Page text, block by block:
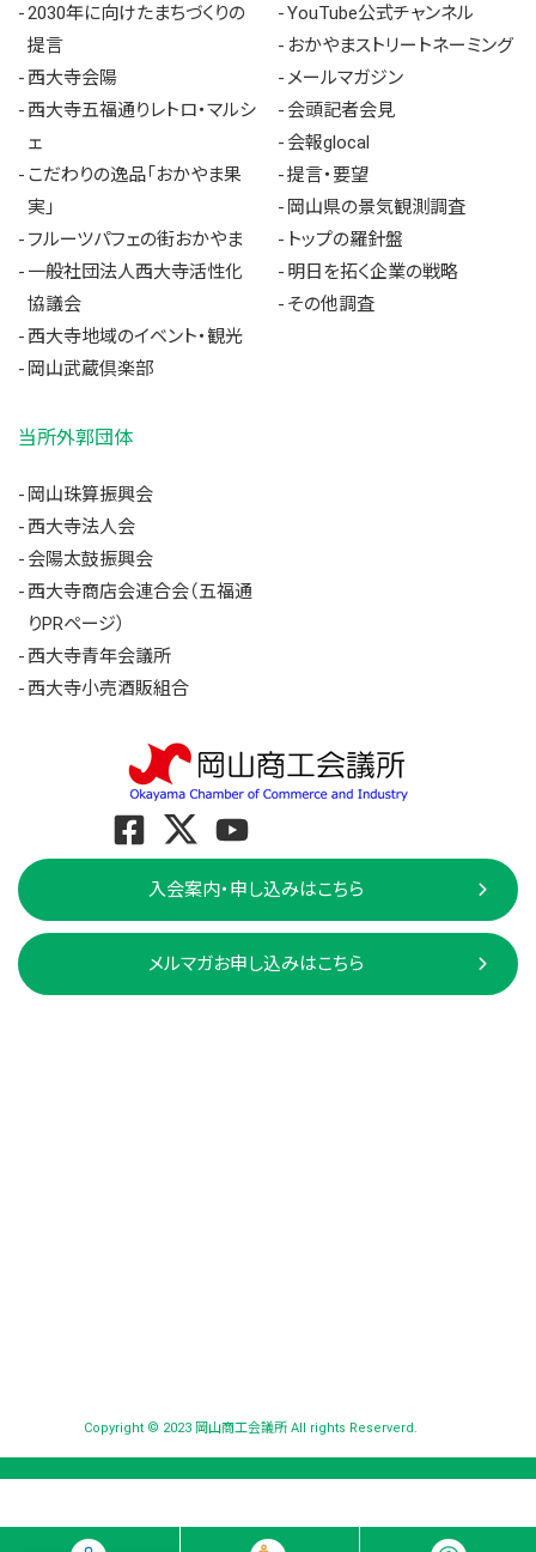
2030年に向けたまちづくりの
提言
西大寺会陽
西大寺五福通りレトロ・マルシ
ェ
こだわりの逸品「おかやま果
実」
フルーツパフェの街おかやま
一般社団法人西大寺活性化
協議会
西大寺地域のイベント・観光
岡山武蔵倶楽部
YouTube公式チャンネル
おかやまストリートネーミング
メールマガジン
会頭記者会見
会報glocal
提言・要望
岡山県の景気観測調査
トップの羅針盤
明日を拓く企業の戦略
その他調査
当所外郭団体
岡山珠算振興会
西大寺法人会
会陽太鼓振興会
西大寺商店会連合会（五福通
りPRページ）
西大寺青年会議所
西大寺小売酒販組合
入会案内・申し込みはこちら
メルマガお申し込みはこちら
Copyright © 2023 岡山商工会議所 All rights Reserverd.